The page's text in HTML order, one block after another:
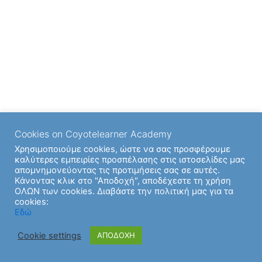
Cookies on Coyotelearner Academy
Χρησιμοποιούμε cookies, ώστε να σας προσφέρουμε
καλύτερες εμπειρίες προσπέλασης στις ιστοσελίδες μας
απομνημονεύοντας τις προτιμήσεις σας σε αυτές.
Κάνοντας κλικ στο "Αποδοχή", αποδέχεστε τη χρήση
ΟΛΩΝ των cookies. Διαβάστε την πολιτική μας για τα
cookies:
Εδώ
Cookie settings ΑΠΟΔΟΧΗ